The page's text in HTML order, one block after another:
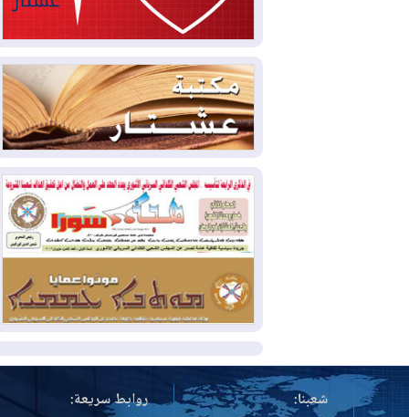
2026-08-03
العجز والاقتراض يطوقان
المالية العراقية.. اقتراض يتجاوز 3 تريليونات
دينار!
2026-08-03كوبا تغرق في الظلام مجددا
وانهيار الشبكة الكهربائية
2026-08-03
أوامر بإجلاء 60 ألف شخص
بسبب الحرائق في ولاية واشنطن
2026-08-02
مشروع "حسابي" يُمهل
الموظفين حتى نهاية أغسطس لاستلام
بطاقاتهم المصرفية
2026-08-02دمشق وعمّان تحذران بغداد:
أي هجوم من أراضي العراق سيواجه برد
المزيد
شعبنا: روابط سريعة: